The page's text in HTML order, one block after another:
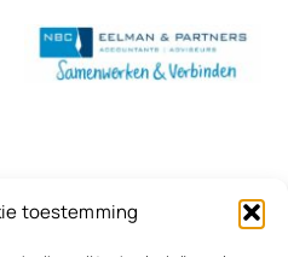
toestemming